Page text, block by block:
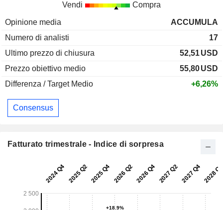
Vendi Compra
Opinione media
ACCUMULA
Numero di analisti
17
Ultimo prezzo di chiusura
52,51USD
Prezzo obiettivo medio
55,80USD
Differenza / Target Medio
+6,26%
Consensus
Fatturato trimestrale - Indice di sorpresa